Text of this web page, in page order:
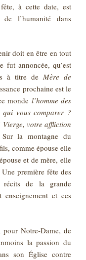
à cette date, est
l’humanité dans
doit en être en tout
fut annoncée, qu’est
à titre deMère de
prochaine est le
monde l’homme des
qui vous comparer ?
Vierge, votre affliction
la montagne du
comme épouse elle
et de mère, elle
première fête des
récits de la grande
et ces
Notre-Dame, de
la passion du
son Église contre